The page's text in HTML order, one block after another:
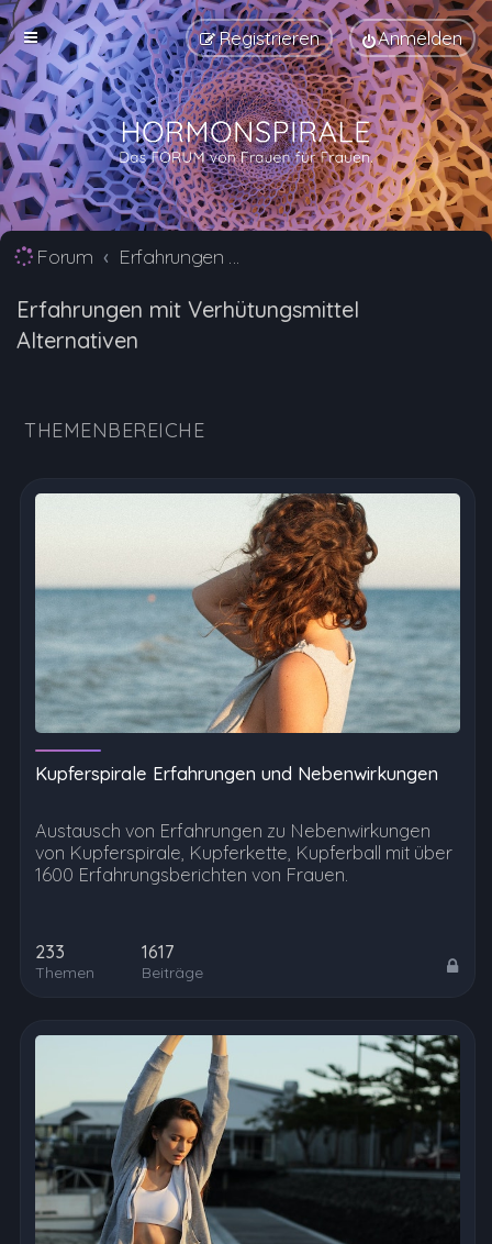
Anmelden
Registrieren
Forum Erfahrungen mit Verhütungsmittel Alternativen
Erfahrungen mit Verhütungsmittel
Alternativen
Kupferspirale Erfahrungen und Nebenwirkungen
Austausch von Erfahrungen zu Nebenwirkungen
von Kupferspirale, Kupferkette, Kupferball mit über
1600 Erfahrungsberichten von Frauen.
233
Themen
1617
Beiträge